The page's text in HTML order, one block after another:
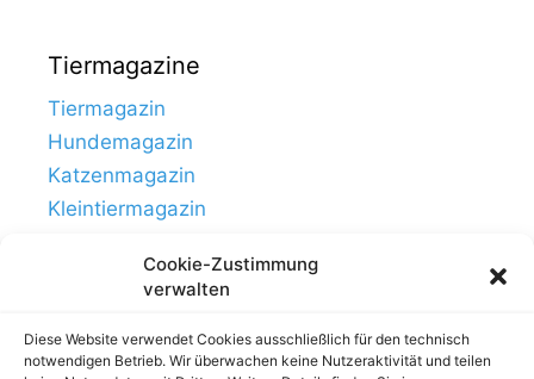
Cookie-Zustimmung
verwalten
Diese Website verwendet Cookies ausschließlich für den technisch
notwendigen Betrieb. Wir überwachen keine Nutzeraktivität und teilen
Tiermagazine
Tiermagazin
Hundemagazin
Katzenmagazin
Kleintiermagazin